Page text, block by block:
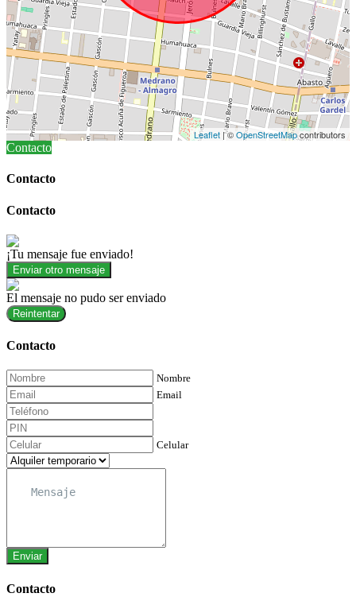
Leaflet | ©OpenStreetMapcontributors
Contacto
Contacto
Contacto
¡Tu mensaje fue enviado!
Enviar otro mensaje
El mensaje no pudo ser enviado
Reintentar
Contacto
Nombre
Email
Celular
Enviar
Contacto